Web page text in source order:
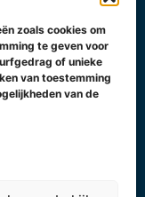
zoals cookies om
te geven voor
of unieke
van toestemming
van de